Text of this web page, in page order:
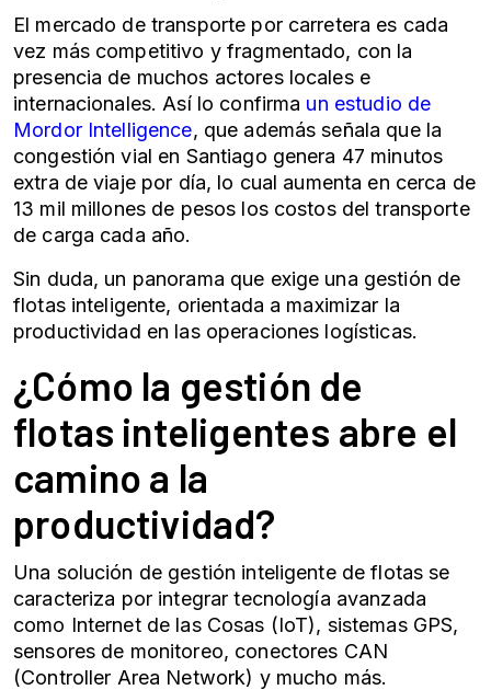
El mercado de transporte por carretera es cada
vez más competitivo y fragmentado, con la
presencia de muchos actores locales e
internacionales. Así lo confirma un estudio de
Mordor Intelligence, que además señala que la
congestión vial en Santiago genera 47 minutos
extra de viaje por día, lo cual aumenta en cerca de
13 mil millones de pesos los costos del transporte
de carga cada año.
Sin duda, un panorama que exige una gestión de
flotasinteligente, orientada a maximizar la
productividad en las operaciones logísticas.
¿Cómo la gestión de
flotas inteligentes abre el
camino a la
productividad?
Una solución de gestión inteligente de flotas se
caracteriza por integrar tecnología avanzada
como Internet de las Cosas (IoT), sistemas GPS,
sensores de monitoreo, conectores CAN
(Controller Area Network) y mucho más.